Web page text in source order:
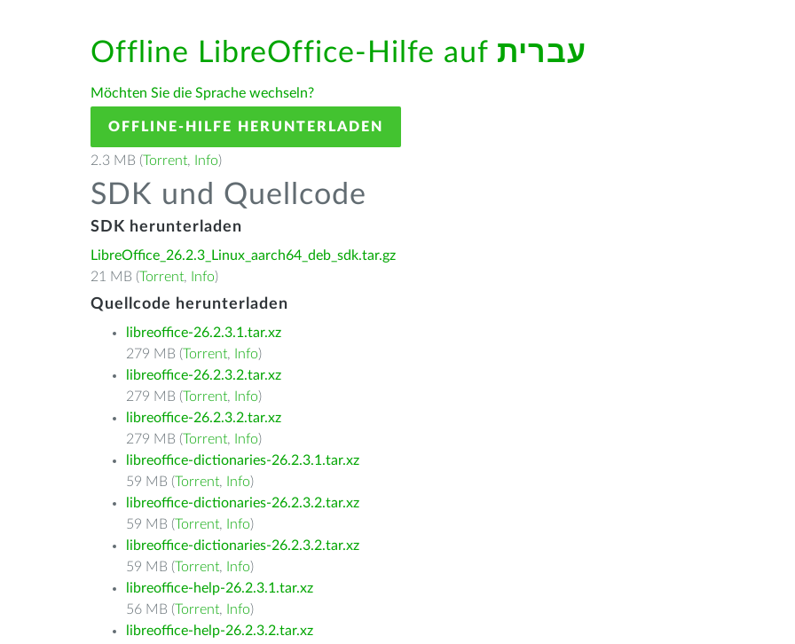
Offline LibreOffice-Hilfe auf עברית
Möchten Sie die Sprache wechseln?
OFFLINE-HILFE HERUNTERLADEN
2.3 MB (Torrent, Info)
SDK und Quellcode
SDK herunterladen
LibreOffice_26.2.3_Linux_aarch64_deb_sdk.tar.gz
21 MB (Torrent, Info)
Quellcode herunterladen
libreoffice-26.2.3.1.tar.xz
279 MB (Torrent, Info)
libreoffice-26.2.3.2.tar.xz
279 MB (Torrent, Info)
libreoffice-26.2.3.2.tar.xz
279 MB (Torrent, Info)
libreoffice-dictionaries-26.2.3.1.tar.xz
59 MB (Torrent, Info)
libreoffice-dictionaries-26.2.3.2.tar.xz
59 MB (Torrent, Info)
libreoffice-dictionaries-26.2.3.2.tar.xz
59 MB (Torrent, Info)
libreoffice-help-26.2.3.1.tar.xz
56 MB (Torrent, Info)
libreoffice-help-26.2.3.2.tar.xz